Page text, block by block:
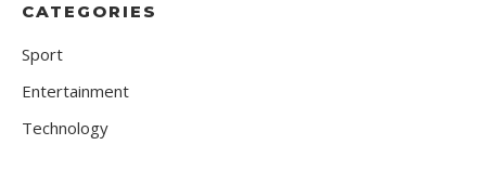
CATEGORIES
Sport
Entertainment
Technology